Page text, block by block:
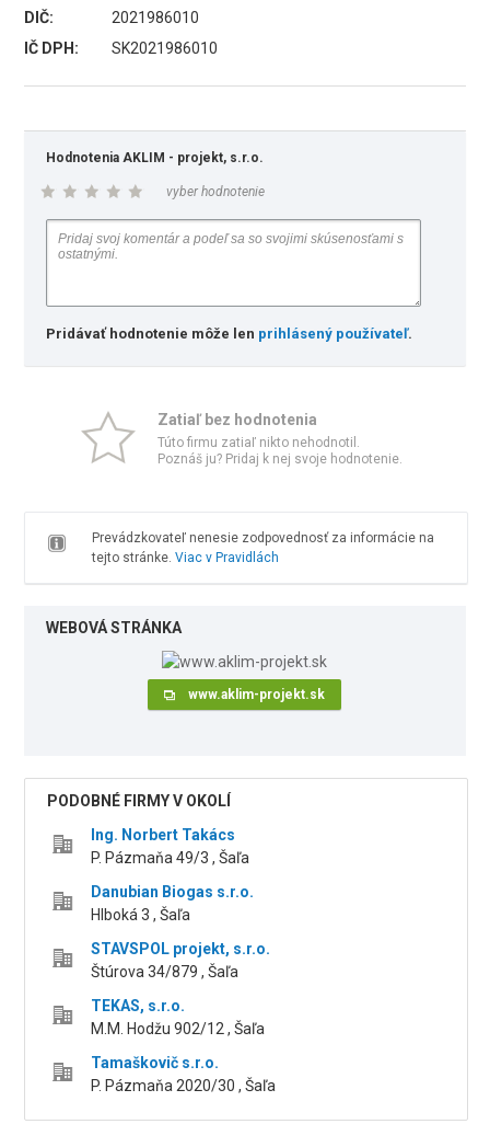
DIČ:
2021986010
IČ DPH:
SK2021986010
Hodnotenia AKLIM - projekt, s.r.o.
vyber hodnotenie
Pridávať hodnotenie môže len prihlásený používateľ.
Zatiaľ bez hodnotenia
Túto firmu zatiaľ nikto nehodnotil.
Poznáš ju? Pridaj k nej svoje hodnotenie.
Prevádzkovateľ nenesie zodpovednosť za informácie na
tejto stránke. Viac v Pravidlách
WEBOVÁ STRÁNKA
www.aklim-projekt.sk
PODOBNÉ FIRMY V OKOLÍ
Ing. Norbert Takács
P. Pázmaňa 49/3 , Šaľa
Danubian Biogas s.r.o.
Hlboká 3 , Šaľa
STAVSPOL projekt, s.r.o.
Štúrova 34/879 , Šaľa
TEKAS, s.r.o.
M.M. Hodžu 902/12 , Šaľa
Tamaškovič s.r.o.
P. Pázmaňa 2020/30 , Šaľa